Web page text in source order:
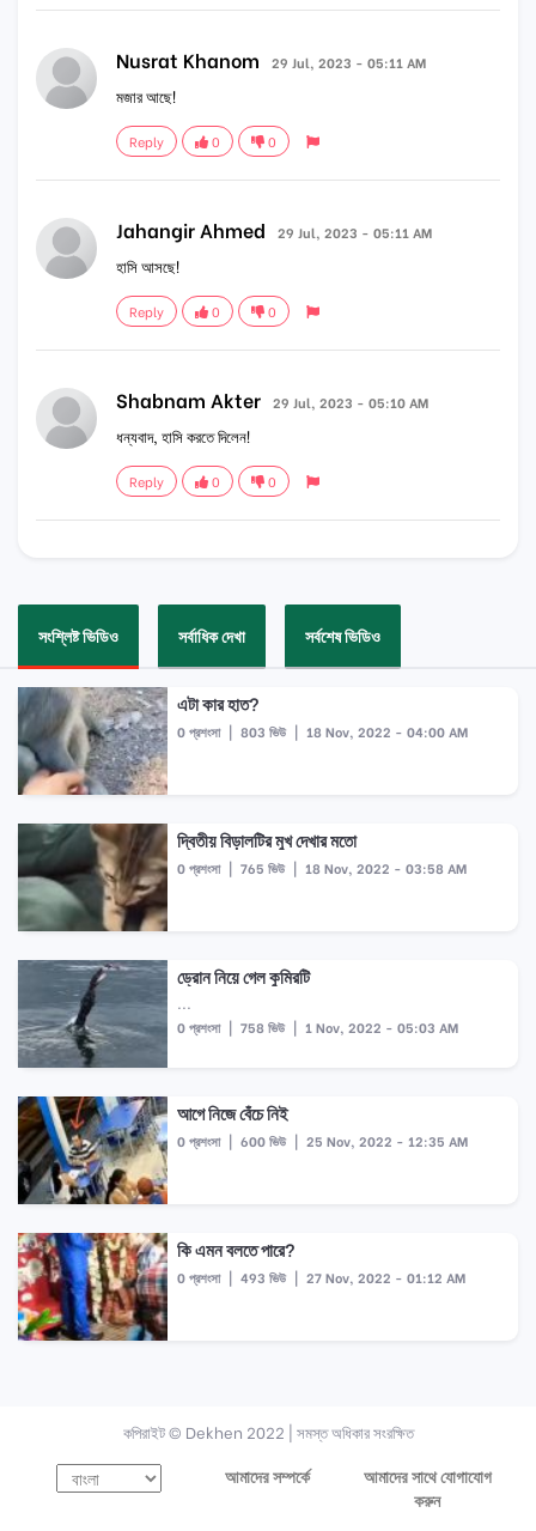
Nusrat Khanom 29 Jul, 2023 - 05:11 AM
মজার আছে!
Reply 0 0
Jahangir Ahmed 29 Jul, 2023 - 05:11 AM
হাসি আসছে!
Reply 0 0
Shabnam Akter 29 Jul, 2023 - 05:10 AM
ধন্যবাদ, হাসি করতে দিলেন!
Reply 0 0
সংশ্লিষ্ট ভিডিও সর্বাধিক দেখা সর্বশেষ ভিডিও
এটা কার হাত?
0 প্রশংসা | 803 ভিউ | 18 Nov, 2022 - 04:00 AM
দ্বিতীয় বিড়ালটির মুখ দেখার মতো
0 প্রশংসা | 765 ভিউ | 18 Nov, 2022 - 03:58 AM
ড্রোন নিয়ে গেল কুমিরটি
...
0 প্রশংসা | 758 ভিউ | 1 Nov, 2022 - 05:03 AM
আগে নিজে বেঁচে নিই
0 প্রশংসা | 600 ভিউ | 25 Nov, 2022 - 12:35 AM
কি এমন বলতে পারে?
0 প্রশংসা | 493 ভিউ | 27 Nov, 2022 - 01:12 AM
কপিরাইট © Dekhen 2022 | সমস্ত অধিকার সংরক্ষিত
আমাদের সম্পর্কে
আমাদের সাথে যোগাযোগ
করুন